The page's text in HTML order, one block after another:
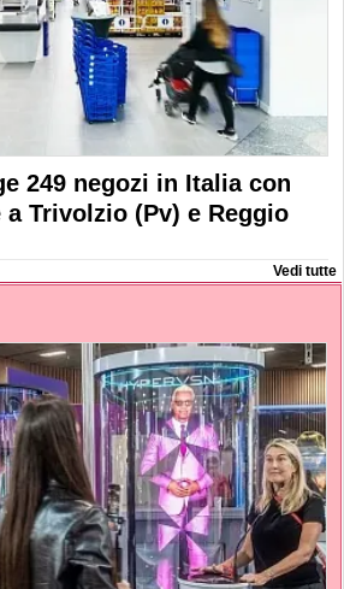
249 negozi in Italia con
Trivolzio (Pv) e Reggio
Vedi tutte